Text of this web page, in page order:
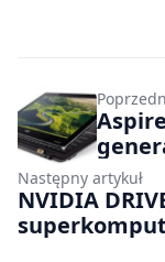
Następny artykuł
NVIDIA